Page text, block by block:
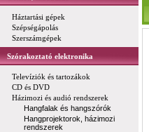
Háztartási gépek
Szépségápolás
Szerszámgépek
Szórakoztató elektronika
Televíziók és tartozákok
CD és DVD
Házimozi és audió rendszerek
Hangfalak és hangszórók
Hangprojektorok, házimozi
rendszerek